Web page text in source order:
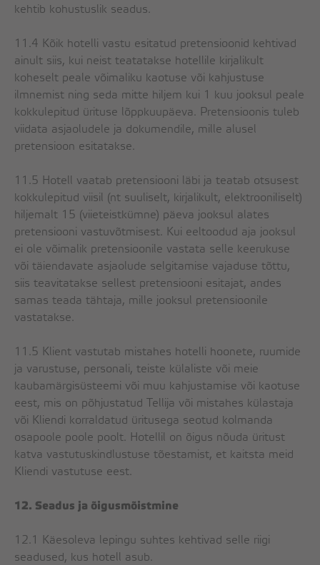
kehtib kohustuslik seadus.
11.4 Kõik hotelli vastu esitatud pretensioonid kehtivad
ainult siis, kui neist teatatakse hotellile kirjalikult
koheselt peale võimaliku kaotuse või kahjustuse
ilmnemist ning seda mitte hiljem kui 1 kuu jooksul peale
kokkulepitud ürituse lõppkuupäeva. Pretensioonis tuleb
viidata asjaoludele ja dokumendile, mille alusel
pretensioon esitatakse.
11.5 Hotell vaatab pretensiooni läbi ja teatab otsusest
kokkulepitud viisil (nt suuliselt, kirjalikult, elektrooniliselt)
hiljemalt 15 (viieteistkümne) päeva jooksul alates
pretensiooni vastuvõtmisest. Kui eeltoodud aja jooksul
ei ole võimalik pretensioonile vastata selle keerukuse
või täiendavate asjaolude selgitamise vajaduse tõttu,
siis teavitatakse sellest pretensiooni esitajat, andes
samas teada tähtaja, mille jooksul pretensioonile
vastatakse.
11.5 Klient vastutab mistahes hotelli hoonete, ruumide
ja varustuse, personali, teiste külaliste või meie
kaubamärgisüsteemi või muu kahjustamise või kaotuse
eest, mis on põhjustatud Tellija või mistahes külastaja
või Kliendi korraldatud üritusega seotud kolmanda
osapoole poole poolt. Hotellil on õigus nõuda üritust
katva vastutuskindlustuse tõestamist, et kaitsta meid
Kliendi vastutuse eest.
12. Seadus ja õigusmõistmine
12.1 Käesoleva lepingu suhtes kehtivad selle riigi
seadused, kus hotell asub.